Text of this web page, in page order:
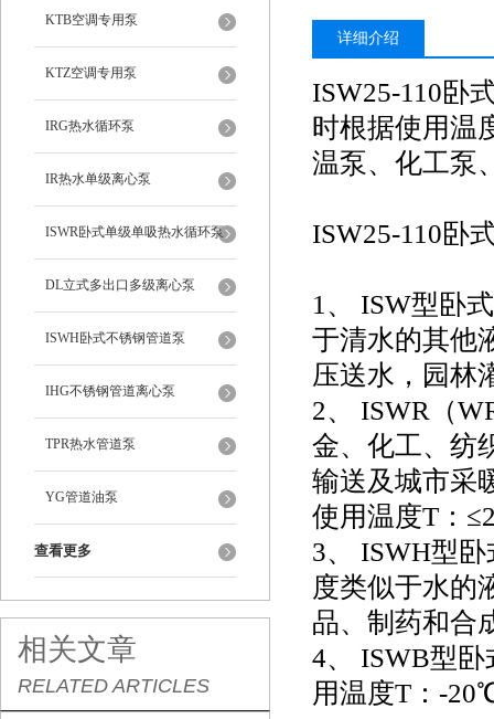
KTB空调专用泵
KTZ空调专用泵
IRG热水循环泵
IR热水单级离心泵
ISWR卧式单级单吸热水循环泵
DL立式多出口多级离心泵
ISWH卧式不锈钢管道泵
IHG不锈钢管道离心泵
TPR热水管道泵
YG管道油泵
查看更多
相关文章
RELATED ARTICLES
详细介绍
ISW25-110卧
时根据使用温
温泵、化工泵
ISW25-110卧
1、 ISW型卧
于清水的其他
压送水，园林
2、 ISWR（
金、化工、纺
输送及城市采
使用温度T：
3、 ISWH型卧
度类似于水的
品、制药和合
4、 ISWB型
用温度T：-